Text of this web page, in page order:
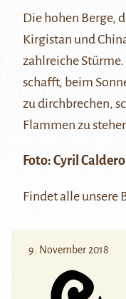
Die hohen Berge,
Kirgistan und
zahlreiche
schafft, beim
zu dirchbrechen,
Flammen zu
Foto: Cyril Caldero
Findet alle unsere
9. November 2018